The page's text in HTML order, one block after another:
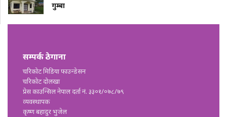
गुम्बा
सम्पर्क ठेगाना
चरिकोट मिडिया फाउन्डेसन
चरिकोट दोलखा
प्रेस काउन्सिल नेपाल दर्ता नं. ३३०१/०७८/७९
व्यवस्थापक
कृष्ण बहादुर भुजेल